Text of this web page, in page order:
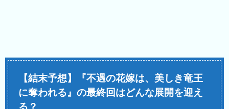
【結末予想】『不遇の花嫁は、美しき竜王
に奪われる』の最終回はどんな展開を迎え
る？